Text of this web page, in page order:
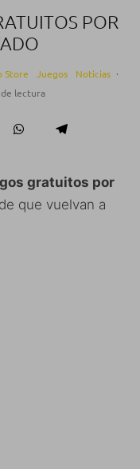
POR
Store Juegos Noticias ·
lectura
gratuitos por
que vuelvan a